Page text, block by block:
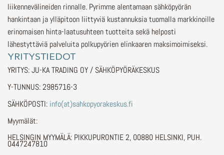
liikennevälineiden rinnalle. Pyrimme alentamaan sähköpyörän
hankintaan ja ylläpitoon liittyviä kustannuksia tuomalla markkinoille
erinomaisen hinta-laatusuhteen tuotteita sekä helposti
lähestyttäviä palveluita polkupyörien elinkaaren maksimoimiseksi.
YRITYSTIEDOT
YRITYS: JU-KA TRADING OY / SÄHKÖPYÖRÄKESKUS
Y-TUNNUS: 2985716-3
SÄHKÖPOSTI: info(at)sahkopyorakeskus.fi
Myymälät:
HELSINGIN MYYMÄLÄ: PIKKUPURONTIE 2, 00880 HELSINKI, PUH.
0447247810